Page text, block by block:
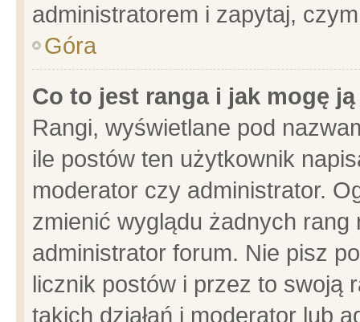
administratorem i zapytaj,
Góra
Co to jest ranga i jak mogę
Rangi, wyświetlane pod
ile postów ten użytkownik
moderator czy administrator.
zmienić wyglądu żadnych
administrator forum. Nie pisz
licznik postów i przez to swoją
takich działań i moderator lub